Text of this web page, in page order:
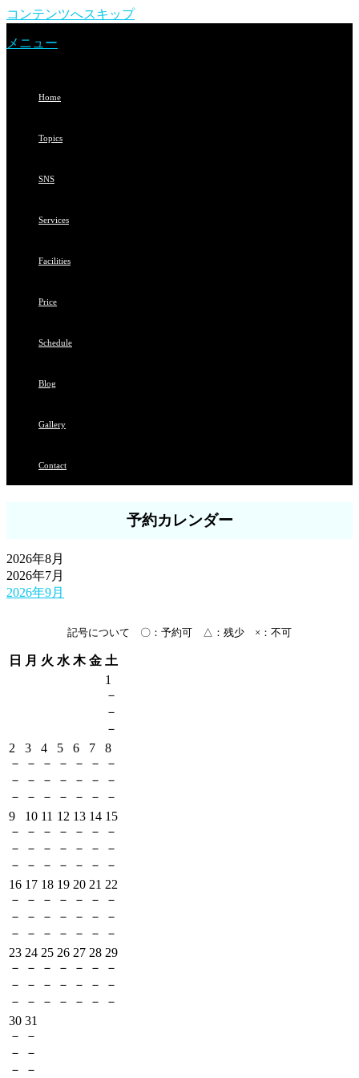
コンテンツへスキップ
メニュー
Home
Topics
SNS
Services
Facilities
Price
Schedule
Blog
Gallery
Contact
予約カレンダー
2026年8月
2026年7月
2026年9月
記号について 〇：予約可 △：残少 ×：不可
日 月 火 水 木 金 土
1
－
－
－
2
－
－
－
3
－
－
－
4
－
－
－
5
－
－
－
6
－
－
－
7
－
－
－
8
－
－
－
9
－
－
－
10
－
－
－
11
－
－
－
12
－
－
－
13
－
－
－
14
－
－
－
15
－
－
－
16
－
－
－
17
－
－
－
18
－
－
－
19
－
－
－
20
－
－
－
21
－
－
－
22
－
－
－
23
－
－
－
24
－
－
－
25
－
－
－
26
－
－
－
27
－
－
－
28
－
－
－
29
－
－
－
30
－
－
－
31
－
－
－